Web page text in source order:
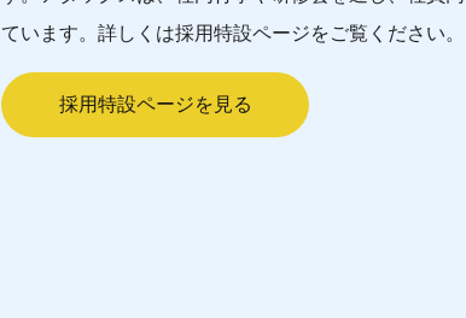
ています。詳しくは採用特設ページをご覧ください。
採用特設ページを見る